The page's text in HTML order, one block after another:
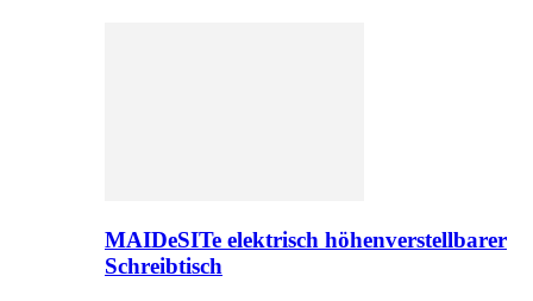
MAIDeSITe elektrisch höhenverstellbarer
Schreibtisch